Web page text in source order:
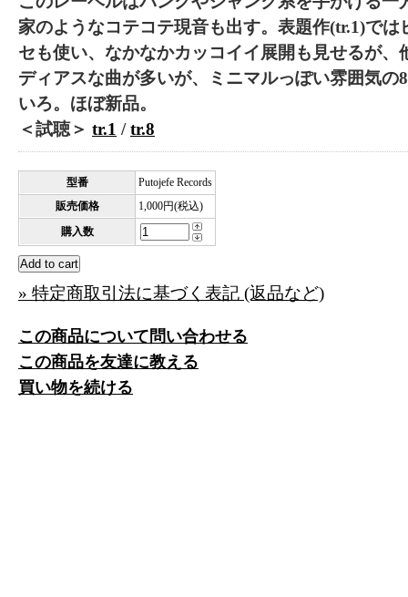
家のようなコテコテ現音も出す。表題作(tr.1)で
セも使い、なかなかカッコイイ展開も見せるが、
ディアスな曲が多いが、ミニマルっぽい雰囲気の
いろ。ほぼ新品。
＜試聴＞ tr.1 /tr.8
型番
Putojefe Records
販売価格
1,000円(税込)
購入数
» 特定商取引法に基づく表記 (返品など)
この商品について問い合わせる
この商品を友達に教える
買い物を続ける